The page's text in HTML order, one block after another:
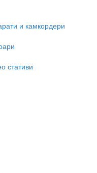
и камкордери
стативи